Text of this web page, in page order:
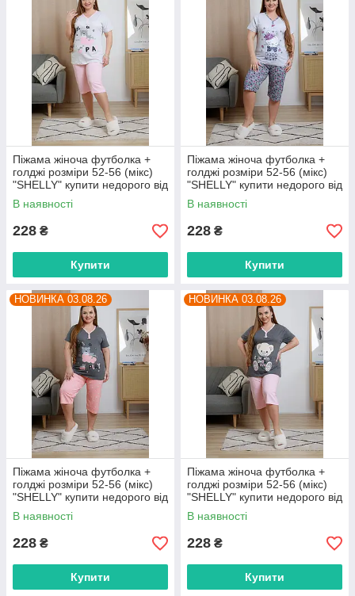
Піжама жіноча футболка +
голджі розміри 52-56 (мікс)
"SHELLY" купити недорого від
прямого постачальника
В наявності
228 ₴
Купити
Піжама жіноча футболка +
голджі розміри 52-56 (мікс)
"SHELLY" купити недорого від
прямого постачальника
В наявності
228 ₴
Купити
НОВИНКА 03.08.26
Піжама жіноча футболка +
голджі розміри 52-56 (мікс)
"SHELLY" купити недорого від
прямого постачальника
В наявності
228 ₴
Купити
НОВИНКА 03.08.26
Піжама жіноча футболка +
голджі розміри 52-56 (мікс)
"SHELLY" купити недорого від
прямого постачальника
В наявності
228 ₴
Купити